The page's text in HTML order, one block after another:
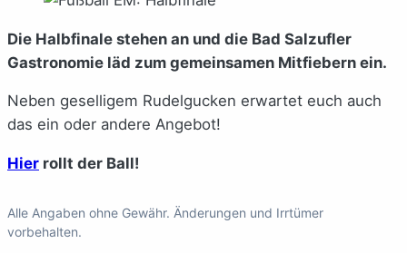
Die Halbfinale stehen an und die Bad Salzufler
Gastronomie läd zum gemeinsamen Mitfiebern ein.
Neben geselligem Rudelgucken erwartet euch auch
das ein oder andere Angebot!
Hier rollt der Ball!
Alle Angaben ohne Gewähr. Änderungen und Irrtümer
vorbehalten.